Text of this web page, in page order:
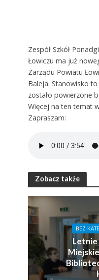
Zespół Szkół
Łowiczu ma już
Zarządu Powiatu
Baleja. Stanowisko
zostało powierzone
Więcej na ten temat
Zapraszam:
Zobacz także
BEZ
Letnie